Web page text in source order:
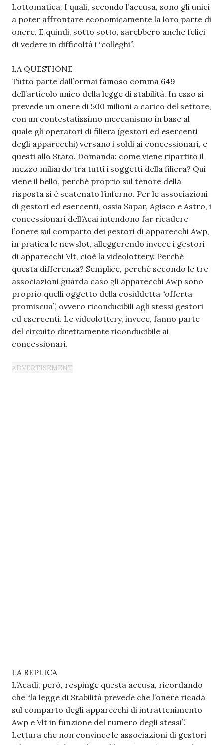
Lottomatica. I quali, secondo l’accusa, sono gli unici
a poter affrontare economicamente la loro parte di
onere. E quindi, sotto sotto, sarebbero anche felici
di vedere in difficoltà i “colleghi”.
LA QUESTIONE
Tutto parte dall’ormai famoso comma 649
dell’articolo unico della legge di stabilità. In esso si
prevede un onere di 500 milioni a carico del settore,
con un contestatissimo meccanismo in base al
quale gli operatori di filiera (gestori ed esercenti
degli apparecchi) versano i soldi ai concessionari, e
questi allo Stato. Domanda: come viene ripartito il
mezzo miliardo tra tutti i soggetti della filiera? Qui
viene il bello, perché proprio sul tenore della
risposta si è scatenato l’inferno. Per le associazioni
di gestori ed esercenti, ossia Sapar, Agisco e Astro, i
concessionari dell’Acai intendono far ricadere
l’onere sul comparto dei gestori di apparecchi Awp,
in pratica le newslot, alleggerendo invece i gestori
di apparecchi Vlt, cioè la videolottery. Perché
questa differenza? Semplice, perché secondo le tre
associazioni guarda caso gli apparecchi Awp sono
proprio quelli oggetto della cosiddetta “offerta
promiscua”, ovvero riconducibili agli stessi gestori
ed esercenti. Le videolottery, invece, fanno parte
del circuito direttamente riconducibile ai
concessionari.
LA REPLICA
L’Acadi, però, respinge questa accusa, ricordando
che “la legge di Stabilità prevede che l’onere ricada
sul comparto degli apparecchi di intrattenimento
Awp e Vlt in funzione del numero degli stessi”.
Lettura che non convince le associazioni di gestori